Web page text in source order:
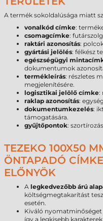
A termék sokoldalúsága miatt
vonalkód címke:
csomagcímke:
raktári azonosítás:
gyártási jelölés: félkész
egészségügyi
dokumentumok
termékleírás: részletes
megjelenítésére.
logisztikai jelölő címke:
raklap azonosítás:
dokumentumkezelés:
támogatására.
gyűjtőpontok:
TEZEKO 100X50
ÖNTAPADÓ
ELŐNYÖK
A legkedvezőbb árú
költségmegtakarítást
esetén.
Kiváló nyomatminőséget
így a legkisebb